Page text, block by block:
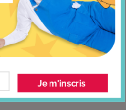
mon anxiété, sur les conseils de
Je m'inscris